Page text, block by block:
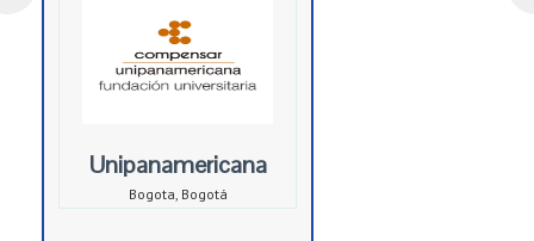
Unipanamericana
Bogota, Bogotá